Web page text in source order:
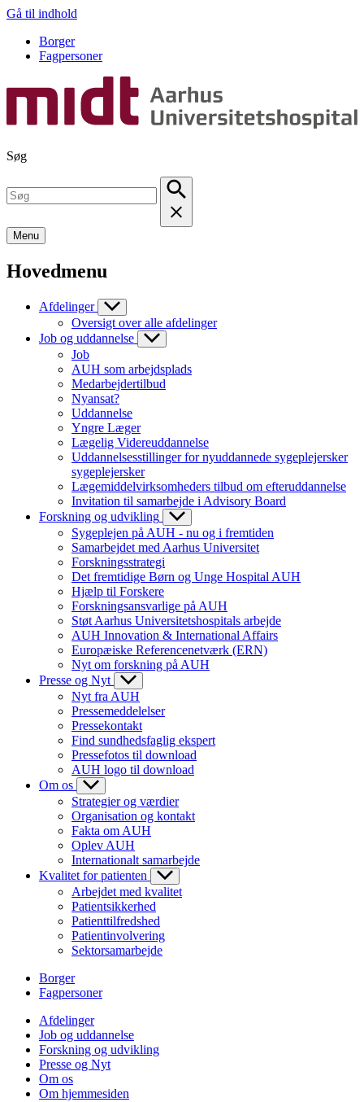
Gå til indhold
Borger
Fagpersoner
Søg
Menu
Hovedmenu
Afdelinger
Oversigt over alle afdelinger
Job og uddannelse
Job
AUH som arbejdsplads
Medarbejdertilbud
Nyansat?
Uddannelse
Yngre Læger
Lægelig Videreuddannelse
Uddannelsesstillinger for nyuddannede sygeplejersker
sygeplejersker
Lægemiddelvirksomheders tilbud om efteruddannelse
Invitation til samarbejde i Advisory Board
Forskning og udvikling
Sygeplejen på AUH - nu og i fremtiden
Samarbejdet med Aarhus Universitet
Forskningsstrategi
Det fremtidige Børn og Unge Hospital AUH
Hjælp til Forskere
Forskningsansvarlige på AUH
Støt Aarhus Universitetshospitals arbejde
AUH Innovation & International Affairs
Europæiske Referencenetværk (ERN)
Nyt om forskning på AUH
Presse og Nyt
Nyt fra AUH
Pressemeddelelser
Pressekontakt
Find sundhedsfaglig ekspert
Pressefotos til download
AUH logo til download
Om os
Strategier og værdier
Organisation og kontakt
Fakta om AUH
Oplev AUH
Internationalt samarbejde
Kvalitet for patienten
Arbejdet med kvalitet
Patientsikkerhed
Patienttilfredshed
Patientinvolvering
Sektorsamarbejde
Borger
Fagpersoner
Afdelinger
Job og uddannelse
Forskning og udvikling
Presse og Nyt
Om os
Om hjemmesiden